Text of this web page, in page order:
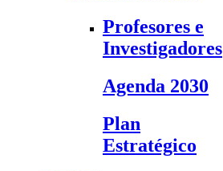
Profesores e
Investigadores
Agenda 2030
Plan
Estratégico